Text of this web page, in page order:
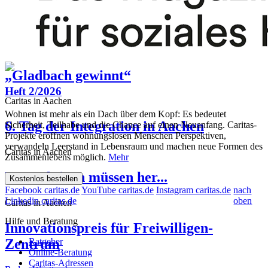
Flüchtlingen, aus ihren Heimatländern auszuwandern. Die Caritas
setzt sich für einen fairen und menschenwürdigen Umgang mit
diesen Migranten ein, den sie in der Asylpolitik der
Bundesregierung in..
Mehr
Blumen erinnern an verstorbene
Drogenabhängige
Caritas in Aachen
„Gladbach gewinnt“
Caritas in Aachen
6. Tag der Integration in Aachen
Caritas in Aachen
Perspektiven müssen her...
Caritas in Aachen
Innovationspreis für Freiwilligen-
Zentrum
Heft 2/2026
Wohnen ist mehr als ein Dach über dem Kopf: Es bedeutet
Sicherheit, Teilhabe und die Chance auf einen Neuanfang. Caritas-
Projekte eröffnen wohnungslosen Menschen Perspektiven,
verwandeln Leerstand in Lebensraum und machen neue Formen des
Zusammenlebens möglich. Mehr
Kostenlos bestellen
Facebook caritas.deYouTube caritas.de Instagram caritas.de
Linkedin caritas.de
nach
oben
Hilfe und Beratung
Ratgeber
Online-Beratung
Caritas-Adressen